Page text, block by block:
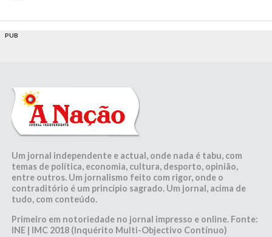
PUB
Um jornal independente e actual, onde nada é tabu, com
temas de política, economia, cultura, desporto, opinião,
entre outros. Um jornalismo feito com rigor, onde o
contraditório é um princípio sagrado. Um jornal, acima de
tudo, com conteúdo.
Primeiro em notoriedade no jornal impresso e online. Fonte:
INE | IMC 2018 (Inquérito Multi-Objectivo Contínuo)